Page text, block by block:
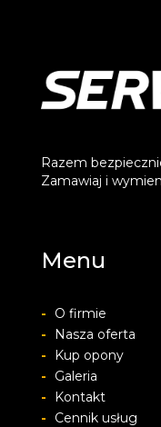
Razem
Zamawiaj i
Menu
-
O firmie
-
Nasza oferta
-
Kup opony
-
Galeria
-
Kontakt
-
Cennik usług